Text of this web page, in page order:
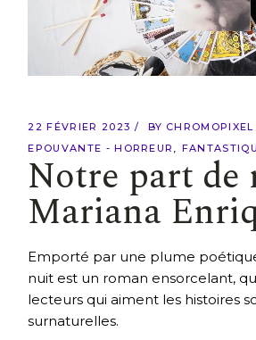
22 FÉVRIER 2023 BY CHROMOPIXEL
EPOUVANTE - HORREUR
Notre part de
Mariana
Emporté par une plume
nuit est un roman ensorcelant,
lecteurs qui aiment les histoires
surnaturelles.